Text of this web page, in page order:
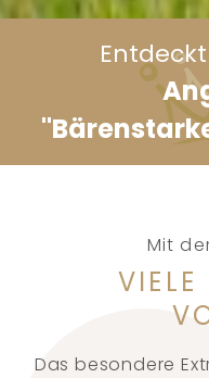
Mit
VIELE
Das besondere